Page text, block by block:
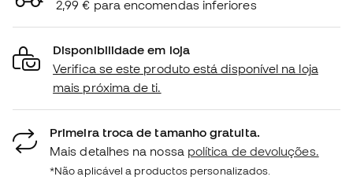
2,99 € para encomendas inferiores
Disponibilidade em loja
Verifica se este produto está disponível na loja
mais próxima de ti.
Primeira troca de tamanho gratuita.
Mais detalhes na nossa política de devoluções.
*Não aplicável a productos personalizados.